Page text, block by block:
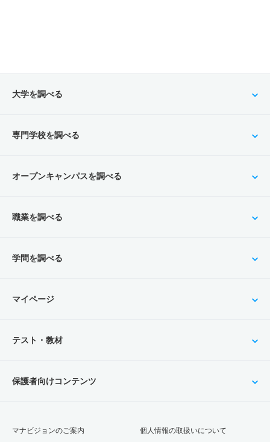
大学を調べる
専門学校を調べる
オープンキャンパスを調べる
職業を調べる
学問を調べる
マイページ
テスト・教材
保護者向けコンテンツ
マナビジョンのご案内 個人情報の取扱いについて